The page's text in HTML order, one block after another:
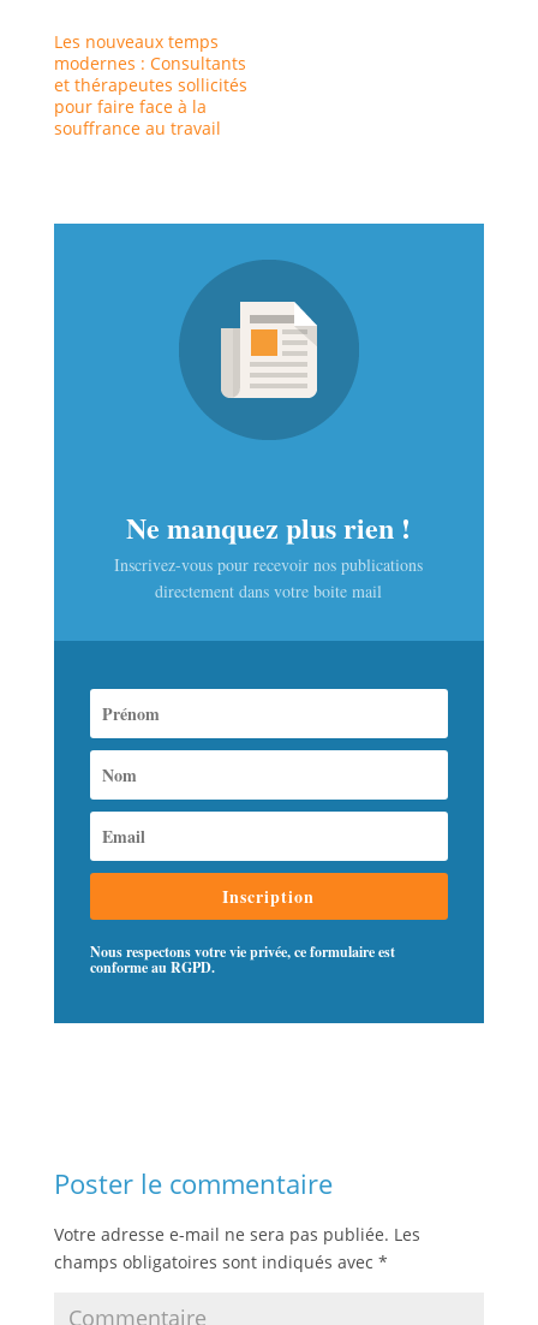
Les nouveaux temps
modernes : Consultants
et thérapeutes sollicités
pour faire face à la
souffrance au travail
Ne manquez plus rien !
Inscrivez-vous pour recevoir nos publications
directement dans votre boite mail
Inscription
Nous respectons votre vie privée, ce formulaire est
conforme au RGPD.
Poster le commentaire
Votre adresse e-mail ne sera pas publiée. Les
champs obligatoires sont indiqués avec *